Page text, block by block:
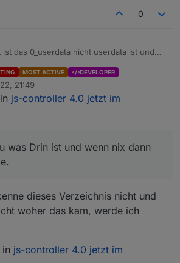
0
ist das 0_userdata nicht userdata ist und
ja das du vllt früher mal manuell
einem solchen Verzeichnis hattest (kann
Ansonsten: schau was Drin ist und
löschen und Ende.
MOST ACTIVE DEVELOPER
21:49
js-controller 4.0 jetzt im
was Drin ist und wenn nix dann
dieses Verzeichnis nicht und
woher das kam, werde ich
in js-controller 4.0 jetzt im